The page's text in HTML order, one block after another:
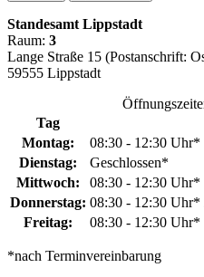
Standesamt Lippstadt
Raum: 3
Lange Straße 15 (Postanschrift:
59555 Lippstadt
Tag
Montag:
08:30 - 12:30 Uhr*
Dienstag:
Geschlossen*
Mittwoch:
08:30 - 12:30 Uhr*
Donnerstag: 08:30 - 12:30
Freitag:
08:30 - 12:30 Uhr*
*nach Terminvereinbarung